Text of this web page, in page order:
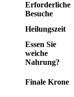
Erforderliche
Besuche
Heilungszeit
Essen Sie
weiche
Nahrung?
Finale Krone